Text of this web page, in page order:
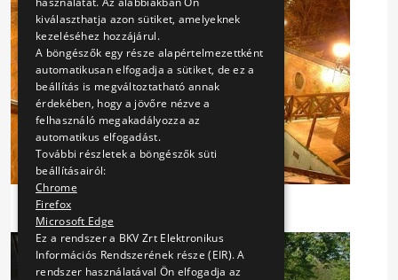
kiválaszthatja azon sütiket, amelyeknek
kezeléséhez hozzájárul.
A böngészők egy része alapértelmezettként
automatikusan elfogadja a sütiket, de ez a
beállítás is megváltoztatható annak
érdekében, hogy a jövőre nézve a
felhasználó megakadályozza az
automatikus elfogadást.
További részletek a böngészők süti
beállításairól:
Chrome
Firefox
Microsoft Edge
Ez a rendszer a BKV Zrt Elektronikus
Információs Rendszerének része (EIR). A
rendszer használatával Ön elfogadja az